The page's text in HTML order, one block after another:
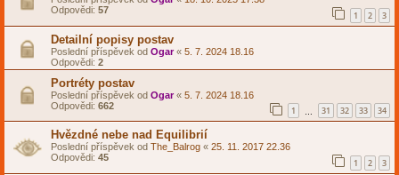
Odpovědi: 57 1 2 3
Detailní popisy postav
Poslední příspěvek od Ogar« 5. 7. 2024 18.16
Odpovědi: 2
Portréty postav
Poslední příspěvek od Ogar« 5. 7. 2024 18.16
Odpovědi: 662 1 31 32 33 34
Hvězdné nebe nad Equilibrií
Poslední příspěvek od The_Balrog « 25. 11. 2017 22.36
Odpovědi: 45 1 2 3